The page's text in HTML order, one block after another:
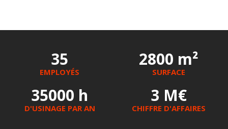
35
EMPLOYÉS
2800 m²
SURFACE
35000 h
D'USINAGE PAR AN
3 M€
CHIFFRE D'AFFAIRES